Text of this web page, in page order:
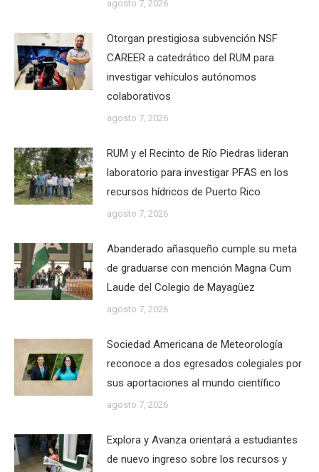
agosto 7, 2026
Otorgan prestigiosa subvención NSF
CAREER a catedrático del RUM para
investigar vehículos autónomos
colaborativos
agosto 7, 2026
RUM y el Recinto de Río Piedras lideran
laboratorio para investigar PFAS en los
recursos hídricos de Puerto Rico
agosto 7, 2026
Abanderado añasqueño cumple su meta
de graduarse con mención Magna Cum
Laude del Colegio de Mayagüez
agosto 7, 2026
Sociedad Americana de Meteorología
reconoce a dos egresados colegiales por
sus aportaciones al mundo científico
agosto 7, 2026
Explora y Avanza orientará a estudiantes
de nuevo ingreso sobre los recursos y